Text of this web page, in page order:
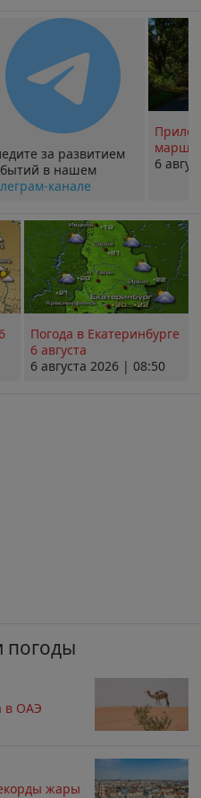
за развитием
в нашем
канале
6
Погода в Екатеринбурге
6 августа
6 августа 2026 | 08:50
погоды
в ОАЭ
жары